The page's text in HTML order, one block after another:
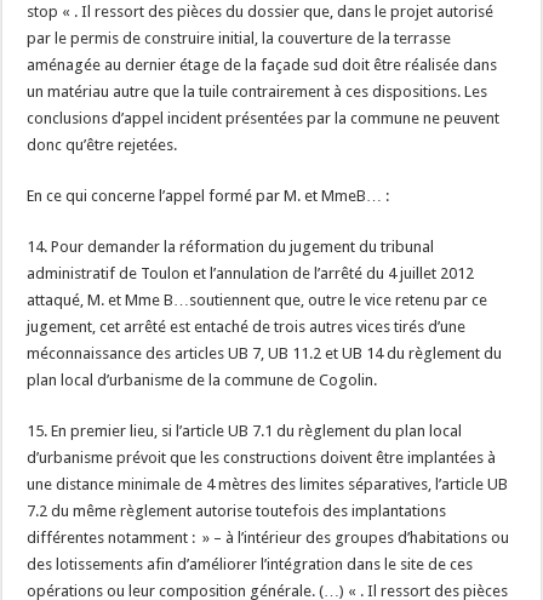
stop « . Il ressort des pièces du dossier que, dans le projet autorisé
par le permis de construire initial, la couverture de la terrasse
aménagée au dernier étage de la façade sud doit être réalisée dans
un matériau autre que la tuile contrairement à ces dispositions. Les
conclusions d’appel incident présentées par la commune ne peuvent
donc qu’être rejetées.
En ce qui concerne l’appel formé par M. et MmeB… :
14. Pour demander la réformation du jugement du tribunal
administratif de Toulon et l’annulation de l’arrêté du 4 juillet 2012
attaqué, M. et Mme B…soutiennent que, outre le vice retenu par ce
jugement, cet arrêté est entaché de trois autres vices tirés d’une
méconnaissance des articles UB 7, UB 11.2 et UB 14 du règlement du
plan local d’urbanisme de la commune de Cogolin.
15. En premier lieu, si l’article UB 7.1 du règlement du plan local
d’urbanisme prévoit que les constructions doivent être implantées à
une distance minimale de 4 mètres des limites séparatives, l’article UB
7.2 du même règlement autorise toutefois des implantations
différentes notamment : » – à l’intérieur des groupes d’habitations ou
des lotissements afin d’améliorer l’intégration dans le site de ces
opérations ou leur composition générale. (…) « . Il ressort des pièces